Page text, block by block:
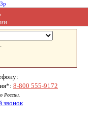
8-800 555-9172
России.
звонок